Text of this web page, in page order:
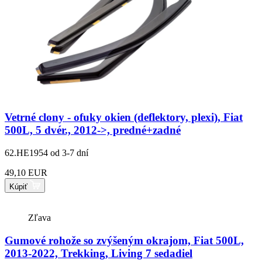
Vetrné clony - ofuky okien (deflektory, plexi), Fiat
500L, 5 dvér., 2012->, predné+zadné
62.HE1954 od 3-7 dní
49,10 EUR
Kúpiť
Zľava
Gumové rohože so zvýšeným okrajom, Fiat 500L,
2013-2022, Trekking, Living 7 sedadiel